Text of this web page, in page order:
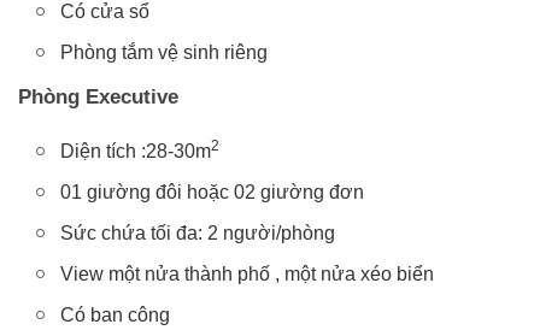
Có cửa sổ
Phòng tắm vệ sinh riêng
Phòng Executive
Diện tích :28-30m2
01 giường đôi hoặc 02 giường đơn
Sức chứa tối đa: 2 người/phòng
View một nửa thành phố , một nửa xéo biển
Có ban công